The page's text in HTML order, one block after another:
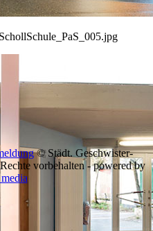
© Städt. Geschwister-
vorbehalten - powered by